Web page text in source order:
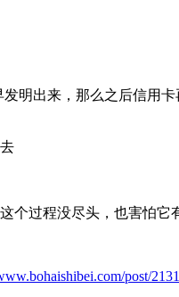
明出来，那么之后信
个过程没尽头，也害怕它
post/